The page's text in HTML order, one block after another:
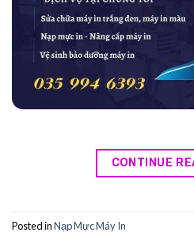
CONTINUE
Posted inNạp Mực Máy In